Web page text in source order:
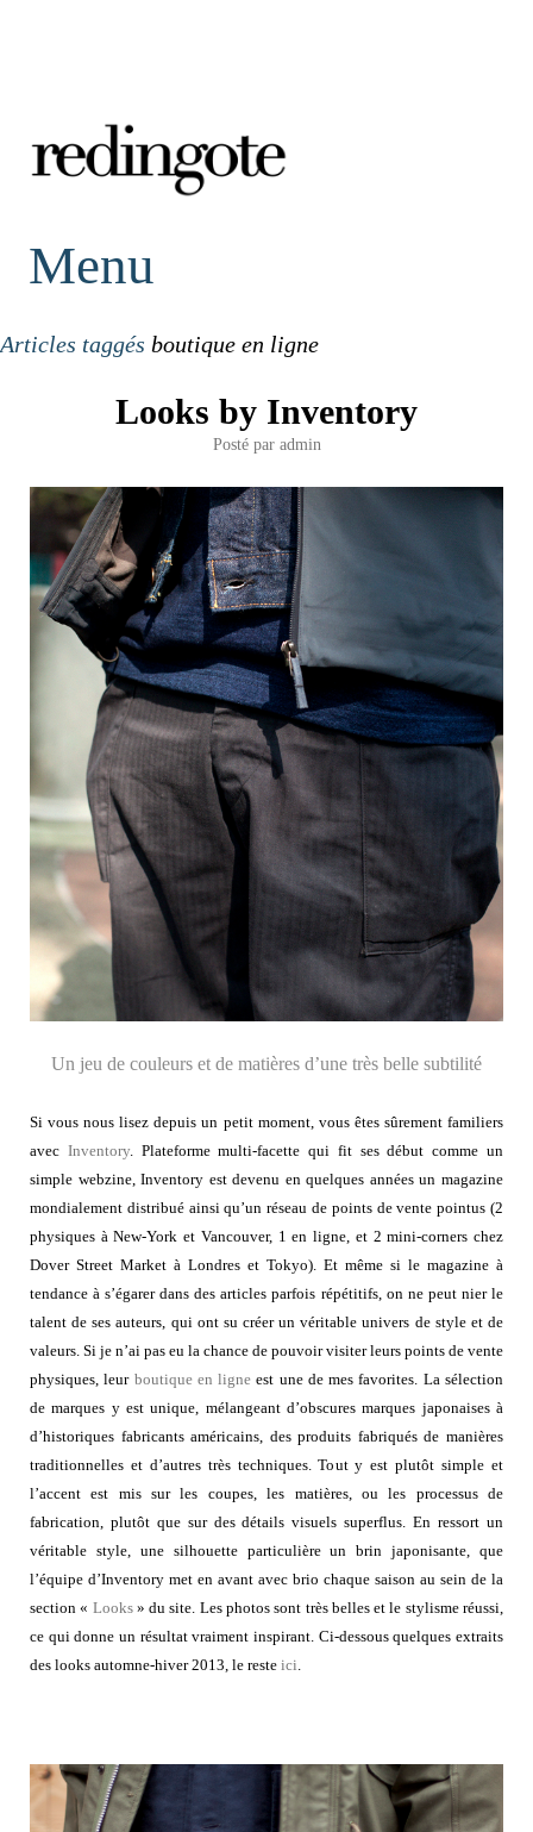
redingote.
Menu
Articles taggés boutique en ligne
Looks by Inventory
Posté par admin
Un jeu de couleurs et de matières d’une très belle subtilité
Si vous nous lisez depuis un petit moment, vous êtes sûrement familiers
avec Inventory. Plateforme multi-facette qui fit ses début comme un
simple webzine, Inventory est devenu en quelques années un magazine
mondialement distribué ainsi qu’un réseau de points de vente pointus (2
physiques à New-York et Vancouver, 1 en ligne, et 2 mini-corners chez
Dover Street Market à Londres et Tokyo). Et même si le magazine à
tendance à s’égarer dans des articles parfois répétitifs, on ne peut nier le
talent de ses auteurs, qui ont su créer un véritable univers de style et de
valeurs. Si je n’ai pas eu la chance de pouvoir visiter leurs points de vente
physiques, leur boutique en ligne est une de mes favorites. La sélection
de marques y est unique, mélangeant d’obscures marques japonaises à
d’historiques fabricants américains, des produits fabriqués de manières
traditionnelles et d’autres très techniques. Tout y est plutôt simple et
l’accent est mis sur les coupes, les matières, ou les processus de
fabrication, plutôt que sur des détails visuels superflus. En ressort un
véritable style, une silhouette particulière un brin japonisante, que
l’équipe d’Inventory met en avant avec brio chaque saison au sein de la
section « Looks» du site. Les photos sont très belles et le stylisme réussi,
ce qui donne un résultat vraiment inspirant. Ci-dessous quelques extraits
des looks automne-hiver 2013, le reste ici.